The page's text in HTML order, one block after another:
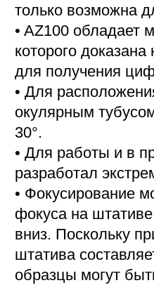
только возможна
• AZ100 обладает
которого
для получения
• Для
окулярным
30°.
• Для работы и в
разработал
• Фокусирование
фокуса на
вниз. Поскольку
штатива
образцы могут